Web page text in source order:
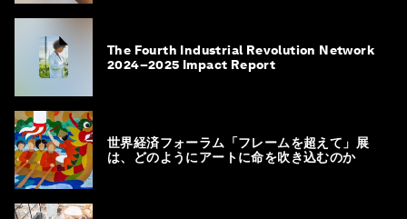
The Fourth Industrial Revolution Network
2024–2025 Impact Report
世界経済フォーラム「フレームを超えて」展
は、どのようにアートに命を吹き込むのか